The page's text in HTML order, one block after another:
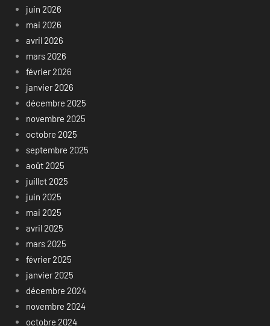
juin 2026
mai 2026
avril 2026
mars 2026
février 2026
janvier 2026
décembre 2025
novembre 2025
octobre 2025
septembre 2025
août 2025
juillet 2025
juin 2025
mai 2025
avril 2025
mars 2025
février 2025
janvier 2025
décembre 2024
novembre 2024
octobre 2024